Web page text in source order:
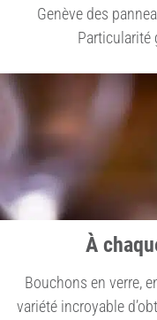
Genève des
Particularité
À
Bouchons en verre,
variété incroyable